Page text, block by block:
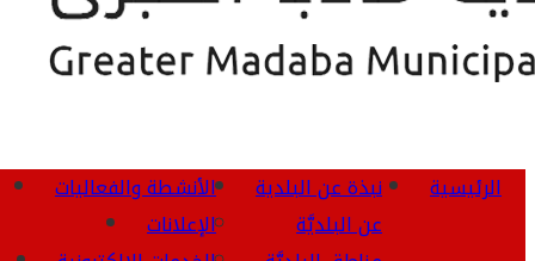
الرئيسية
نبذة عن البلدية
عن البلديَّة
الأنشطة والفعاليات
الإعلانات